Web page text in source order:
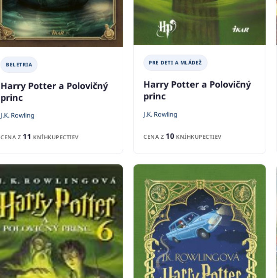
BELETRIA
Harry Potter a Polovičný
princ
J.K. Rowling
CENA Z 11 KNÍHKUPECTIEV
PRE DETI A MLÁDEŽ
Harry Potter a Polovičný
princ
J.K. Rowling
CENA Z 10 KNÍHKUPECTIEV